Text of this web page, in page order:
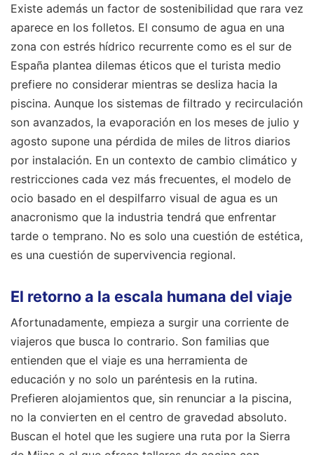
Existe además un factor de sostenibilidad que rara vez
aparece en los folletos. El consumo de agua en una
zona con estrés hídrico recurrente como es el sur de
España plantea dilemas éticos que el turista medio
prefiere no considerar mientras se desliza hacia la
piscina. Aunque los sistemas de filtrado y recirculación
son avanzados, la evaporación en los meses de julio y
agosto supone una pérdida de miles de litros diarios
por instalación. En un contexto de cambio climático y
restricciones cada vez más frecuentes, el modelo de
ocio basado en el despilfarro visual de agua es un
anacronismo que la industria tendrá que enfrentar
tarde o temprano. No es solo una cuestión de estética,
es una cuestión de supervivencia regional.
El retorno a la escala humana del viaje
Afortunadamente, empieza a surgir una corriente de
viajeros que busca lo contrario. Son familias que
entienden que el viaje es una herramienta de
educación y no solo un paréntesis en la rutina.
Prefieren alojamientos que, sin renunciar a la piscina,
no la convierten en el centro de gravedad absoluto.
Buscan el hotel que les sugiere una ruta por la Sierra